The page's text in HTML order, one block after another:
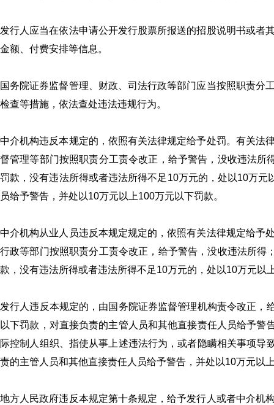
发行人应当在依法申请公开发行股票所报送的招股说明书或者
金额、付费安排等信息。
国务院证券监督管理、财政、司法行政等部门应当按照职责
检查等措施，依法查处违法违规行为。
中介机构违反本规定的，依照有关法律规定给予处罚。有关法
督管理等部门按照职责分工责令改正，给予警告，没收违法
罚款，没有违法所得或者违法所得不足10万元的，处以10万
员给予警告，并处以10万元以上100万元以下罚款。
中介机构从业人员违反本规定规定的，依照有关法律规定给予
行政等部门按照职责分工责令改正，给予警告，没收违法所
款，没有违法所得或者违法所得不足10万元的，处以10万元
发行人违反本规定的，由国务院证券监督管理机构责令改正
以下罚款，对直接负责的主管人员和其他直接责任人员给予
际控制人组织、指使从事上述违法行为，或者隐瞒相关事项
责的主管人员和其他直接责任人员给予警告，并处以10万元以
地方人民政府违反本规定第十条规定，给予发行人或者中介机